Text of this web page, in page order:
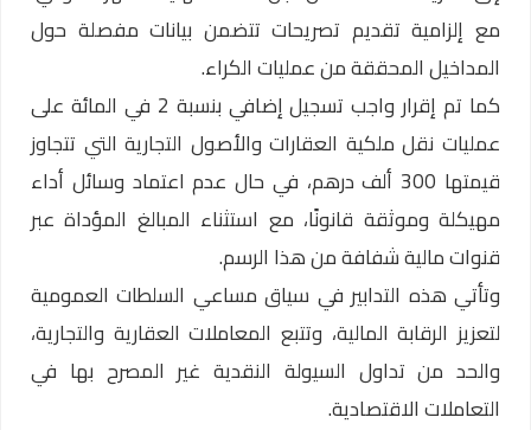
مع إلزامية تقديم تصريحات تتضمن بيانات مفصلة حول
المداخيل المحققة من عمليات الكراء.
كما تم إقرار واجب تسجيل إضافي بنسبة 2 في المائة على
عمليات نقل ملكية العقارات والأصول التجارية التي تتجاوز
قيمتها 300 ألف درهم، في حال عدم اعتماد وسائل أداء
مهيكلة وموثقة قانونًا، مع استثناء المبالغ المؤداة عبر
قنوات مالية شفافة من هذا الرسم.
وتأتي هذه التدابير في سياق مساعي السلطات العمومية
لتعزيز الرقابة المالية، وتتبع المعاملات العقارية والتجارية،
والحد من تداول السيولة النقدية غير المصرح بها في
التعاملات الاقتصادية.